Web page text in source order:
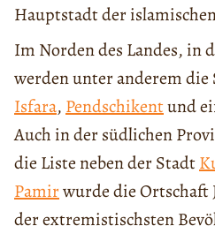
Hauptstadt der
Im Norden des Landes, in
werden unter anderem die
Isfara,Pendschikentund
Auch in der südlichen
die Liste neben der Stadt
Pamirwurde die Ortschaft
der extremistischsten